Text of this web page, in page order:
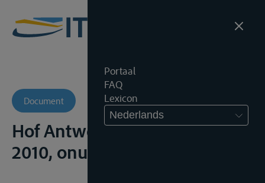
Portaal
FAQ
Lexicon
Nederlands
Document
Hof Antwerpen, 22 februari
2010, onuitg., 2004/AR/553